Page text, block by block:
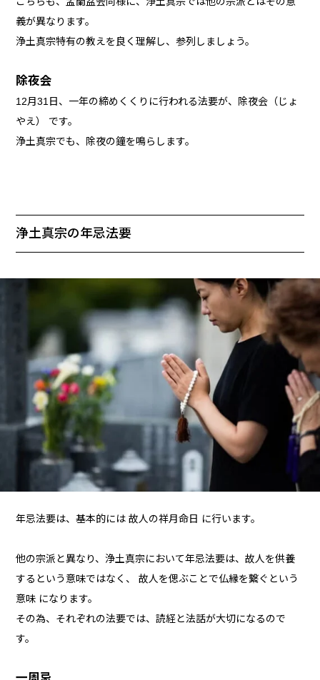
義が異なります。
浄土真宗特有の教えを良く理解し、参列しましょう。
除夜会
12月31日、一年の締めくくりに行われる法要が、除夜会（じょ
やえ） です。
浄土真宗でも、除夜の鐘を鳴らします。
浄土真宗の年忌法要
年忌法要は、基本的には 故人の祥月命日 に行います。
他の宗派と異なり、浄土真宗において年忌法要は、故人を供養
するという意味ではなく、 故人を偲ぶことで仏縁を繋ぐという
意味 になります。
その為、それぞれの法要では、読経と法話が大切になるので
す。